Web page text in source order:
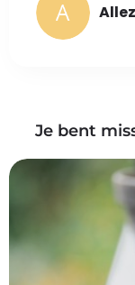
Je bent